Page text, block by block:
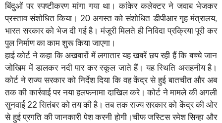
बिंदुओं पर स्पष्टीकरण मांगा गया था। कांकेर कलेक्टर ने जवाब भेजकर
प्रस्ताव संशोधित किया। 20 अगस्त को संशोधित डीपीआर गृह मंत्रालय,
भारत सरकार को भेज दी गई है। मंजूरी मिलते ही निविदा प्रक्रिया पूरी कर
पुल निर्माण का काम शुरू किया जाएगा।
हाई कोर्ट ने कहा कि अखबारों में लगातार यह खबरें छप रही हैं कि बच्चे जान
जोखिम में डालकर नदी पार कर स्कूल जाते हैं। यह स्थिति असहनीय है।
कोर्ट ने राज्य सरकार को निर्देश दिया कि वह केंद्र से हुई बातचीत और अब
तक की कार्रवाई पर नया हलफनामा दाखिल करे। कोर्ट ने मामले की अगली
सुनवाई 22 सितंबर को तय की है। तब तक राज्य सरकार को केंद्र की ओर
से हुई प्रगति की जानकारी पेश करनी होगी।चीफ जस्टिस रमेश सिन्हा और